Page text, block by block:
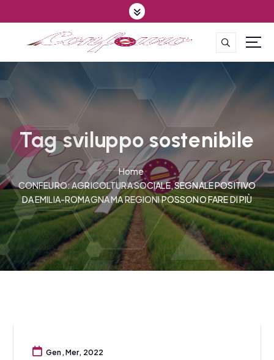
k
t
o
t
Tag sviluppo sostenibile
Home
CONFEURO: AGRICOLTURA SOCIALE, SEGNALE POSITIVO
DA EMILIA-ROMAGNA MA REGIONI POSSONO FARE DI PIÙ
Gen, Mer, 2022